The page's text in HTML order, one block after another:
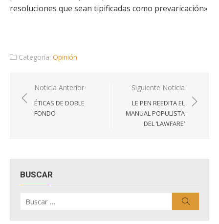
resoluciones que sean tipificadas como prevaricación»
Categoría: Opinión
Navegación
de
entradas
Noticia Anterior
ÉTICAS DE DOBLE
FONDO
Siguiente Noticia
LE PEN REEDITA EL
MANUAL POPULISTA
DEL ‘LAWFARE’
BUSCAR
por: